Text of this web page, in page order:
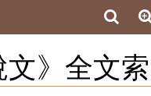
文》全文